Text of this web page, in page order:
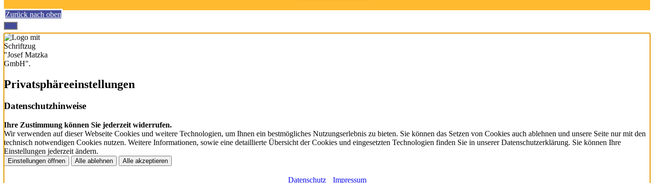
Zurück nach oben
Privatsphäre­einstellungen
Datenschutzhinweise
Ihre Zustimmung können Sie jederzeit widerrufen.
Wir verwenden auf dieser Webseite Cookies und weitere Technologien, um Ihnen ein bestmögliches Nutzungserlebnis zu bieten. Sie können das Setzen von Cookies auch ablehnen und unsere Seite nur mit den
technisch notwendigen Cookies nutzen. Weitere Informationen, sowie eine detaillierte Übersicht der Cookies und eingesetzten Technologien finden Sie in unserer Datenschutzerklärung. Sie können Ihre
Einstellungen jederzeit ändern.
Einstellungen öffnen Alle ablehnen Alle akzeptieren
Datenschutz Impressum